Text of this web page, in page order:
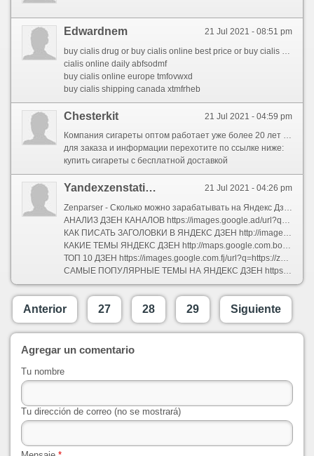
21 Jul 2021 - 08:51 pm
Edwardnem
cialis online daily abfsodmf
buy cialis online europe tmfovwxd
buy cialis shipping canada xtmfrheb
21 Jul 2021 - 04:59 pm
Chesterkit
Компания сигареты оптом работает уже более 20 лет для российском рынке, мы предлагаем очень укладистый ассортимент табачных изделий по цене ниже оптовых. Мы работаем на прямую с известными брендами а беспричинно же крупными поставщиками табака.
для заказа и информации перехотите по ссылке ниже:
купить сигареты с бесплатной доставкой
21 Jul 2021 - 04:26 pm
Yandexzenstatisticglano
АНАЛИЗ ДЗЕН КАНАЛОВ https://images.google.ad/url?q=https://zenparser.ru
КАК ПИСАТЬ ЗАГОЛОВКИ В ЯНДЕКС ДЗЕН http://images.google.com.sl/url?q=https://zenparser.ru
КАКИЕ ТЕМЫ ЯНДЕКС ДЗЕН http://maps.google.com.bo/url?q=https://zenparser.ru
ТОП 10 ДЗЕН https://images.google.com.fj/url?q=https://zenparser.ru
САМЫЕ ПОПУЛЯРНЫЕ ТЕМЫ НА ЯНДЕКС ДЗЕН https://google.hn/url?q=https://zenparser.ru
Anterior 27 28 29 Siguiente
Agregar un comentario
Tu nombre
Tu dirección de correo (no se mostrará)